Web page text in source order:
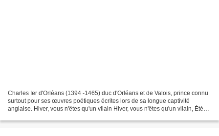
Charles Ier d'Orléans (1394 -1465) duc d'Orléans et de Valois, prince connu
surtout pour ses œuvres poétiques écrites lors de sa longue captivité
anglaise. Hiver, vous n'êtes qu'un vilain Hiver, vous n'êtes qu'un vilain, Été